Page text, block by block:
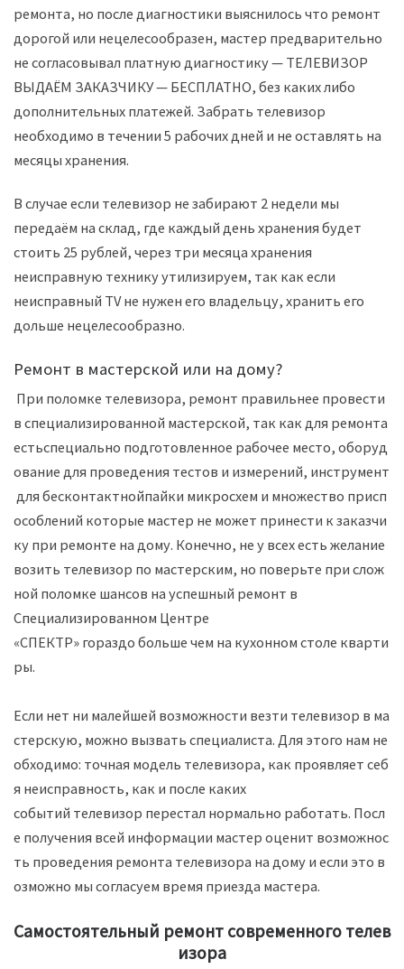
ремонта, но после диагностики выяснилось что ремонт
дорогой или нецелесообразен, мастер предварительно
не согласовывал платную диагностику — ТЕЛЕВИЗОР
ВЫДАЁМ ЗАКАЗЧИКУ — БЕСПЛАТНО, без каких либо
дополнительных платежей. Забрать телевизор
необходимо в течении 5 рабочих дней и не оставлять на
месяцы хранения.
В случае если телевизор не забирают 2 недели мы
передаём на склад, где каждый день хранения будет
стоить 25 рублей, через три месяца хранения
неисправную технику утилизируем, так как если
неисправный TV не нужен его владельцу, хранить его
дольше нецелесообразно.
Ремонт в мастерской или на дому?
При поломке телевизора, ремонт правильнее провести
в специализированной мастерской, так как для ремонта
естьспециально подготовленное рабочее место, оборуд
ование для проведения тестов и измерений, инструмент
для бесконтактнойпайки микросхем и множество присп
особлений которые мастер не может принести к заказчи
ку при ремонте на дому. Конечно, не у всехесть желание
возить телевизор по мастерским, но поверьте при слож
ной поломке шансов на успешный ремонт в
Специализированном Центре
«СПЕКТР» гораздо больше чем на кухонном столе кварти
ры.
Если нет ни малейшей возможности везти телевизор в ма
стерскую, можно вызвать специалиста. Для этого нам не
обходимо: точная модель телевизора, как проявляет себ
я неисправность, как и после каких
событий телевизор перестал нормально работать. Посл
е получения всей информации мастер оценит возможнос
ть проведения ремонта телевизора на дому и если это в
озможно мы согласуем время приезда мастера.
Самостоятельный ремонт современного телев
изора